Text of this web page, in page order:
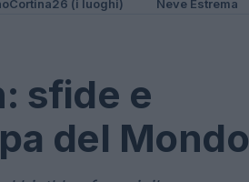
(i luoghi) Neve Estrema
sfide e
del Mondo